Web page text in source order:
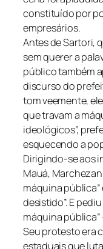
constituído por
empresários.
Antes de Sartori,
sem querer a
público também
discurso do
tom veemente,
que travam a
ideológicos”,
esquecendo a
Dirigindo-se aos
Mauá,
máquina
desistido”. E
máquina pública”
Seu protesto era
estaduais que